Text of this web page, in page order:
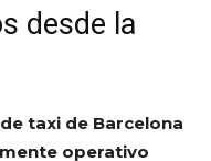
desde la
taxi de Barcelona
operativo